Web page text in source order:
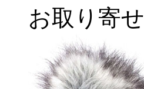
お取り寄せ